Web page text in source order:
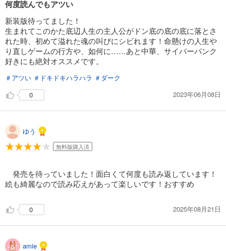
何度読んでもアツい
新装版待ってました！
生まれてこのかた底辺人生の主人公がドン底の底の底に落とさ
れた時、初めて溢れた魂の叫びにシビれます！命懸けの人生や
り直しゲームの行方や、如何に……あと中華、サイバーパンク
好きにも絶対オススメです。
＃アツい ＃ドキドキハラハラ ＃ダーク
0
2023年06月08日
ゆう
無料版購入済
発売を待っていました！面白くて何度も読み返しています！
絵も綺麗なので読み応えがあって楽しいです！おすすめ
0 2025年08月21日
amie